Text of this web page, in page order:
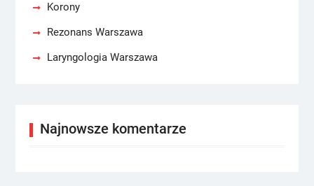
Korony
Rezonans Warszawa
Laryngologia Warszawa
Najnowsze komentarze